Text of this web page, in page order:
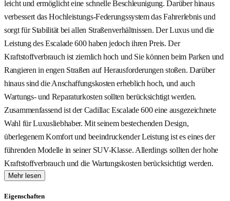
leicht und ermöglicht eine schnelle Beschleunigung. Darüber hinaus
verbessert das Hochleistungs-Federungssystem das Fahrerlebnis und
sorgt für Stabilität bei allen Straßenverhältnissen. Der Luxus und die
Leistung des Escalade 600 haben jedoch ihren Preis. Der
Kraftstoffverbrauch ist ziemlich hoch und Sie können beim Parken und
Rangieren in engen Straßen auf Herausforderungen stoßen. Darüber
hinaus sind die Anschaffungskosten erheblich hoch, und auch
Wartungs- und Reparaturkosten sollten berücksichtigt werden.
Zusammenfassend ist der Cadillac Escalade 600 eine ausgezeichnete
Wahl für Luxusliebhaber. Mit seinem bestechenden Design,
überlegenem Komfort und beeindruckender Leistung ist es eines der
führenden Modelle in seiner SUV-Klasse. Allerdings sollten der hohe
Kraftstoffverbrauch und die Wartungskosten berücksichtigt werden.
Mehr lesen
Eigenschaften